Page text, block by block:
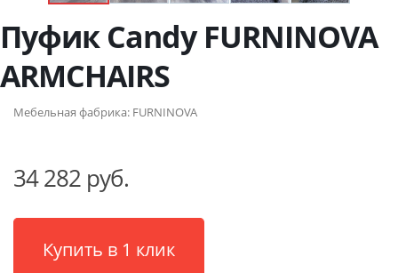
Пуфик Candy FURNINOVA
ARMCHAIRS
Мебельная фабрика: FURNINOVA
34 282 руб.
Купить в 1 клик